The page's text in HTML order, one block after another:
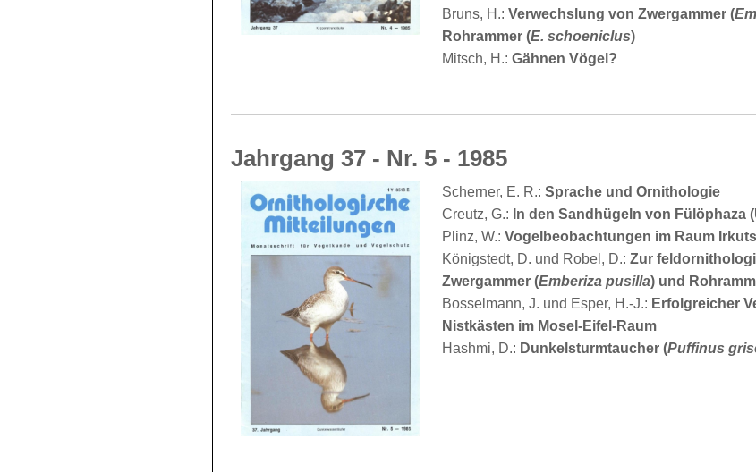
Bruns, H.: Verwechslung von Zwergammer (
Rohrammer (E. schoeniclus)
Mitsch, H.: Gähnen Vögel?
Jahrgang 37 - Nr. 5 - 1985
Scherner, E. R.: Sprache und Ornithologie
Creutz, G.: In den Sandhügeln von Fülöphaza
Plinz, W.: Vogelbeobachtungen im Raum
Königstedt, D. und Robel, D.: Zur
Zwergammer (Emberiza pusilla) und
Bosselmann, J. und Esper, H.-J.: Erfolgreicher
Nistkästen im Mosel-Eifel-Raum
Hashmi, D.: Dunkelsturmtaucher (Puffinus